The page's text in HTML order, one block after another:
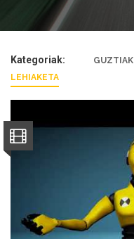
Kategoriak: GUZTIAK
LEHIAKETA